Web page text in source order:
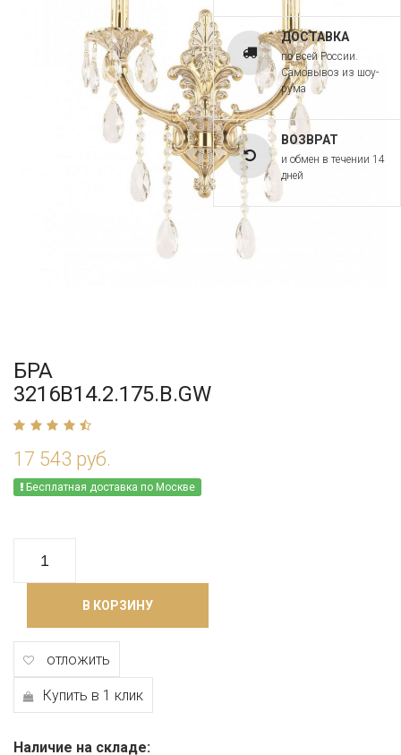
БРА
3216B14.2.175.B.GW
17 543 руб.
Бесплатная доставка по Москве
В КОРЗИНУ
отложить
Купить в 1 клик
Наличие на складе:
ДОСТАВКА
по всей России.
Самовывоз из шоу-
рума
ВОЗВРАТ
и обмен в течении 14
дней